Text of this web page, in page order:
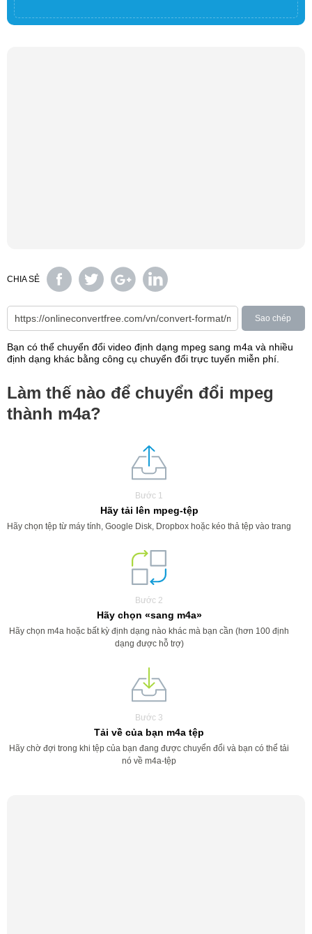
CHIA SẺ
Sao chép
Bạn có thể chuyển đổi video định dạng mpeg sang m4a và nhiều
định dạng khác bằng công cụ chuyển đổi trực tuyến miễn phí.
Làm thế nào để chuyển đổi mpeg
thành m4a?
Bước 1
Hãy tải lên mpeg-tệp
Hãy chọn tệp từ máy tính, Google Disk, Dropbox hoặc kéo thả tệp vào trang
Bước 2
Hãy chọn «sang m4a»
Hãy chọn m4a hoặc bất kỳ định dạng nào khác mà bạn cần (hơn 100 định
dạng được hỗ trợ)
Bước 3
Tải về của bạn m4a tệp
Hãy chờ đợi trong khi tệp của bạn đang được chuyển đổi và bạn có thể tải
nó về m4a-tệp